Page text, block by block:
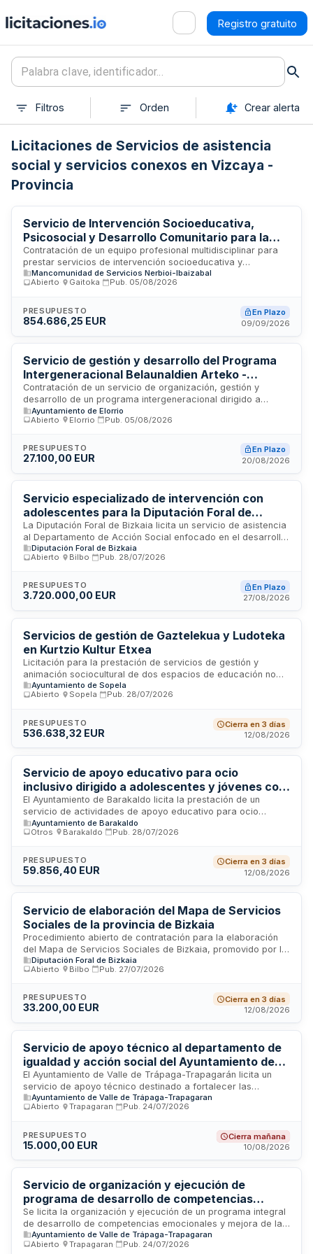
Registro gratuito
Filtros Orden Crear alerta
Licitaciones de Servicios de asistencia
social y servicios conexos en Vizcaya -
Provincia
Servicio de Intervención Socioeducativa,
Psicosocial y Desarrollo Comunitario para la
Mancomunidad de Servicios Nerbioi-Ibaizabal
Contratación de un equipo profesional multidisciplinar para
prestar servicios de intervención socioeducativa y
psicosocial en los municipios de Arakaldo, Arrankudiaga-
Zollo, Ugao-Miraballes y Zeberio. El servicio incluye
atención psicosocial, apoyo a personas cuidadoras,
prevención de adicciones y promoción de la salud. Se dirige
la prevención de desigualdades e intervención en
situaciones de riesgo de desprotección, exclusión social y
dependencia, bajo la supervisión del Área de Servicios
Sociales.
Mancomunidad de Servicios Nerbioi-Ibaizabal
Abierto
Gaitoka Pub. 05/08/2026
PRESUPUESTO
854.686,25 EUR
En Plazo
09/09/2026
Servicio de gestión y desarrollo del Programa
Intergeneracional Belaunaldien Arteko -
Ayuntamiento de Elorrio
Contratación de un servicio de organización, gestión y
desarrollo de un programa intergeneracional dirigido a
personas jóvenes y mayores del municipio de Elorrio. El
programa busca promover relaciones intergeneracionales,
participación activa mediante actividades en diversos
espacios municipales. El adjudicatario deberá contar con
para la ejecución integral del programa bajo supervisión
municipal.
Ayuntamiento de Elorrio
Abierto
Elorrio Pub. 05/08/2026
PRESUPUESTO
27.100,00 EUR
En Plazo
20/08/2026
Servicio especializado de intervención con
adolescentes para la Diputación Foral de
Bizkaia
La Diputación Foral de Bizkaia licita un servicio de asistencia
al Departamento de Acción Social enfocado en el desarrollo
de un programa especializado de intervención con
adolescentes. El contrato comprende la elaboración de un
mejorar la atención y apoyo a menores en situación de
vulnerabilidad o riesgo social. El servicio se prestará bajo
empresas públicas o privadas especializadas en servicios
sociales y atención a menores.
Diputación Foral de Bizkaia
Abierto
Bilbo Pub. 28/07/2026
PRESUPUESTO
3.720.000,00 EUR
En Plazo
27/08/2026
Servicios de gestión de Gaztelekua y Ludoteka
en Kurtzio Kultur Etxea
Licitación para la prestación de servicios de gestión y
animación sociocultural de dos espacios de educación no
formal ubicados en Kurtzio Kultur Etxea. El servicio de
Gaztelekua está dirigido a jóvenes de once a dieciséis años,
educativas. Se requiere la adscripción de personal
especializado en educación no formal, con conocimiento de
dinamización juvenil.
Ayuntamiento de Sopela
Abierto
Sopela Pub. 28/07/2026
PRESUPUESTO
536.638,32 EUR
Cierra en 3 días
12/08/2026
Servicio de apoyo educativo para ocio
inclusivo dirigido a adolescentes y jóvenes con
diversidad funcional - Ayuntamiento de
Barakaldo
El Ayuntamiento de Barakaldo licita la prestación de un
servicio de actividades de apoyo educativo para ocio
inclusivo destinado a adolescentes y jóvenes con diversidad
funcional del municipio. El servicio incluye el diseño y
acompañamiento en su desarrollo, la propuesta de medidas
para facilitar la participación igualitaria, así como
accedan en igualdad de oportunidades a la oferta de ocio,
educativa y de participación municipal. El programa se
enfoca en personas con discapacidades físicas, sensoriales
e intelectuales y sus familias.
Ayuntamiento de Barakaldo
Otros
Barakaldo Pub. 28/07/2026
PRESUPUESTO
59.856,40 EUR
Cierra en 3 días
12/08/2026
Servicio de elaboración del Mapa de Servicios
Sociales de la provincia de Bizkaia
Procedimiento abierto de contratación para la elaboración
del Mapa de Servicios Sociales de Bizkaia, promovido por la
Administración de la provincia. El contrato tiene por objeto el
diagnóstico, mapeo y análisis integral de los servicios
cobertura y necesidades de la población. El documento
establece las condiciones administrativas, garantías, plazos
procedimiento de licitación pública.
Diputación Foral de Bizkaia
Abierto
Bilbo Pub. 27/07/2026
PRESUPUESTO
33.200,00 EUR
Cierra en 3 días
12/08/2026
Servicio de apoyo técnico al departamento de
igualdad y acción social del Ayuntamiento de
Valle de Trápaga-Trapagarán
El Ayuntamiento de Valle de Trápaga-Trapagarán licita un
servicio de apoyo técnico destinado a fortalecer las
funciones del departamento de igualdad y acción social. El
contratista proporcionará asistencia profesional en la
social, con obligaciones de supervisión continua,
colaboración con el responsable del contrato y aportación
con solvencia económica, financiera y técnica adecuadas,
así como capacidad para manejar datos personales
conforme a la normativa de protección de datos.
Ayuntamiento de Valle de Trápaga-Trapagaran
Abierto
Trapagaran Pub. 24/07/2026
PRESUPUESTO
15.000,00 EUR
Cierra mañana
10/08/2026
Servicio de organización y ejecución de
programa de desarrollo de competencias
emocionales y convivencia escolar en centros
educativos del Valle de Trápaga-Trapagaran
Se licita la organización y ejecución de un programa integral
de desarrollo de competencias emocionales y mejora de la
convivencia escolar en los centros educativos del Valle de
Trápaga-Trapagaran. El contratista deberá prestar servicios
Ayuntamiento de Valle de Trápaga-Trapagaran
Abierto
Trapagaran Pub. 24/07/2026